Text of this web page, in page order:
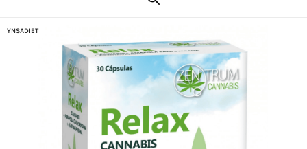
Suplementos alimentares
YNSADIET